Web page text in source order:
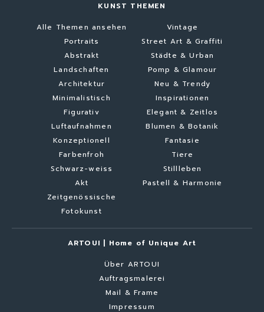
KUNST THEMEN
Alle Themen ansehen
Portraits
Abstrakt
Landschaften
Architektur
Minimalistisch
Figurativ
Luftaufnahmen
Konzeptionell
Farbenfroh
Schwarz-weiss
Akt
Zeitgenössische
Fotokunst
Vintage
Street Art & Graffiti
Städte & Urban
Pomp & Glamour
Neu & Trendy
Inspirationen
Elegant & Zeitlos
Blumen & Botanik
Fantasie
Tiere
Stillleben
Pastell & Harmonie
ARTOUI | Home of Unique Art
Über ARTOUI
Auftragsmalerei
Mail & Frame
Impressum